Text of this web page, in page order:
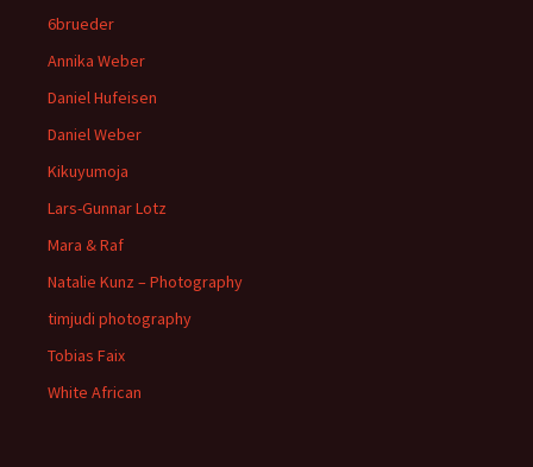
6brueder
Annika Weber
Daniel Hufeisen
Daniel Weber
Kikuyumoja
Lars-Gunnar Lotz
Mara & Raf
Natalie Kunz – Photography
timjudi photography
Tobias Faix
White African